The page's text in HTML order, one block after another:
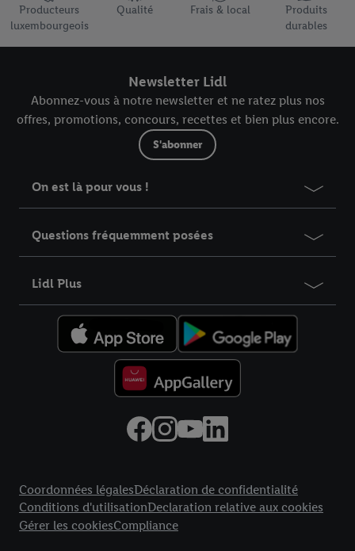
Producteurs
luxembourgeois
Qualité Frais & local
Produits
durables
Newsletter Lidl
Abonnez-vous à notre newsletter et ne ratez plus nos
offres, promotions, concours, recettes et bien plus encore.
S'abonner
On est là pour vous !
Questions fréquemment posées
Lidl Plus
Coordonnées légalesDéclaration de confidentialité
Conditions d'utilisationDeclaration relative aux cookies
Gérer les cookiesCompliance